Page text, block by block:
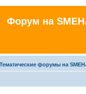
Форум на
Тематические форумы на